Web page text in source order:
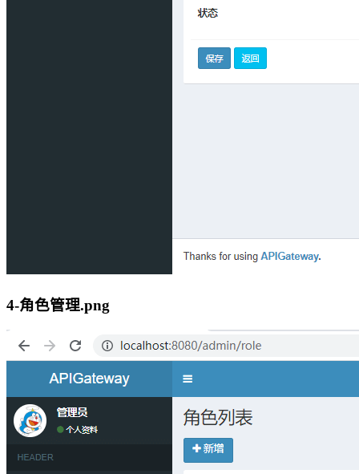
4-角色管理.png